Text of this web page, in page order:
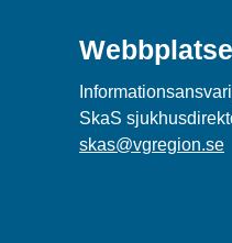
SkaS
skas@vgregion.se